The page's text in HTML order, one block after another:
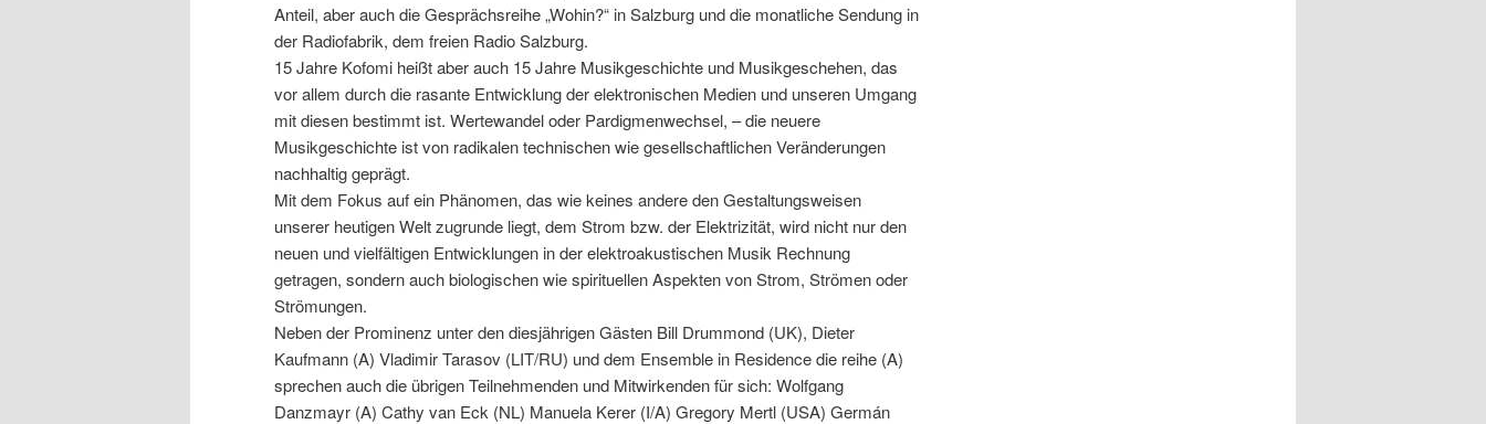
Anteil, aber auch die Gesprächsreihe „Wohin?“ in Salzburg und die monatliche Sendung in
der Radiofabrik, dem freien Radio Salzburg.
15 Jahre Kofomi heißt aber auch 15 Jahre Musikgeschichte und Musikgeschehen, das
vor allem durch die rasante Entwicklung der elektronischen Medien und unseren Umgang
mit diesen bestimmt ist. Wertewandel oder Pardigmenwechsel, – die neuere
Musikgeschichte ist von radikalen technischen wie gesellschaftlichen Veränderungen
nachhaltig geprägt.
Mit dem Fokus auf ein Phänomen, das wie keines andere den Gestaltungsweisen
unserer heutigen Welt zugrunde liegt, dem Strom bzw. der Elektrizität, wird nicht nur den
neuen und vielfältigen Entwicklungen in der elektroakustischen Musik Rechnung
getragen, sondern auch biologischen wie spirituellen Aspekten von Strom, Strömen oder
Strömungen.
Neben der Prominenz unter den diesjährigen Gästen Bill Drummond (UK), Dieter
Kaufmann (A) Vladimir Tarasov (LIT/RU) und dem Ensemble in Residence die reihe (A)
sprechen auch die übrigen Teilnehmenden und Mitwirkenden für sich: Wolfgang
Danzmayr (A) Cathy van Eck (NL) Manuela Kerer (I/A) Gregory Mertl (USA) Germán